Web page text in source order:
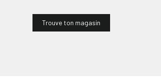
Trouve ton magasin